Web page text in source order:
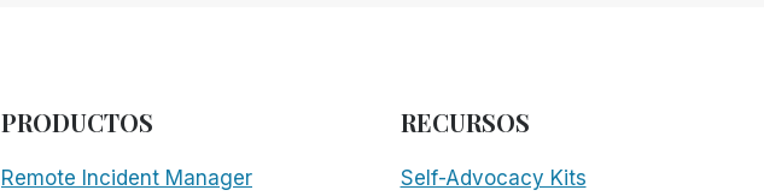
PRODUCTOS
Remote Incident Manager
RECURSOS
Self-Advocacy Kits